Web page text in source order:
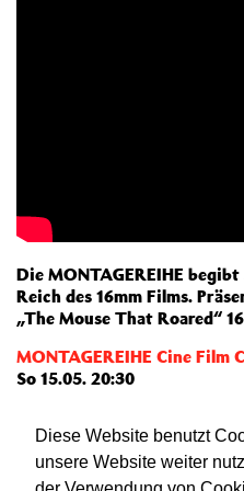
Diese Website benutzt
unsere Website weiter
Die MONTAGEREIHE
Reich des 16mm Films.
„The Mouse That Roared“
MONTAGEREIHE Cine Film
So 15.05. 20:30